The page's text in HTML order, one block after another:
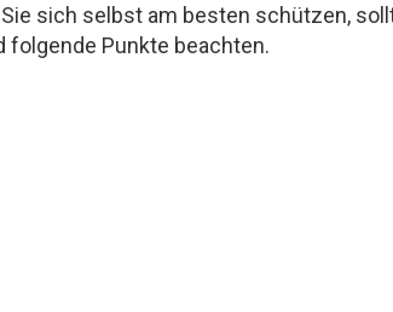
sich selbst am besten schützen,
folgende Punkte beachten.